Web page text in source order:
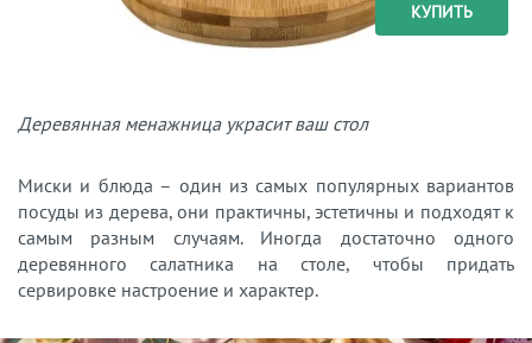
КУПИТЬ
Деревянная менажница украсит ваш стол
Миски и блюда – один из самых популярных вариантов
посуды из дерева, они практичны, эстетичны и подходят к
самым разным случаям. Иногда достаточно одного
деревянного салатника на столе, чтобы придать
сервировке настроение и характер.